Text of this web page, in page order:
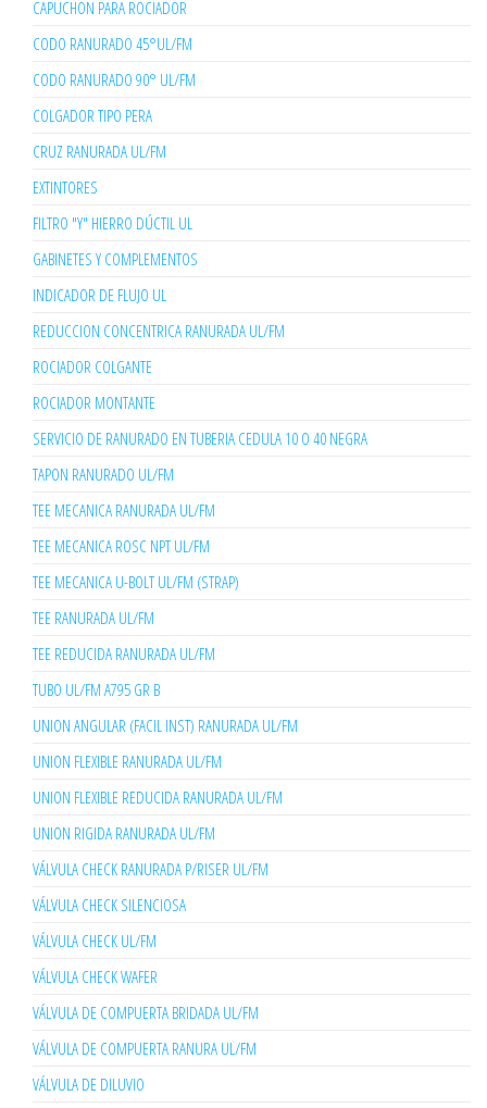
CAPUCHON PARA ROCIADOR
CODO RANURADO 45°UL/FM
CODO RANURADO 90° UL/FM
COLGADOR TIPO PERA
CRUZ RANURADA UL/FM
EXTINTORES
FILTRO "Y" HIERRO DÚCTIL UL
GABINETES Y COMPLEMENTOS
INDICADOR DE FLUJO UL
REDUCCION CONCENTRICA RANURADA UL/FM
ROCIADOR COLGANTE
ROCIADOR MONTANTE
SERVICIO DE RANURADO EN TUBERIA CEDULA 10 O 40 NEGRA
TAPON RANURADO UL/FM
TEE MECANICA RANURADA UL/FM
TEE MECANICA ROSC NPT UL/FM
TEE MECANICA U-BOLT UL/FM (STRAP)
TEE RANURADA UL/FM
TEE REDUCIDA RANURADA UL/FM
TUBO UL/FM A795 GR B
UNION ANGULAR (FACIL INST) RANURADA UL/FM
UNION FLEXIBLE RANURADA UL/FM
UNION FLEXIBLE REDUCIDA RANURADA UL/FM
UNION RIGIDA RANURADA UL/FM
VÁLVULA CHECK RANURADA P/RISER UL/FM
VÁLVULA CHECK SILENCIOSA
VÁLVULA CHECK UL/FM
VÁLVULA CHECK WAFER
VÁLVULA DE COMPUERTA BRIDADA UL/FM
VÁLVULA DE COMPUERTA RANURA UL/FM
VÁLVULA DE DILUVIO